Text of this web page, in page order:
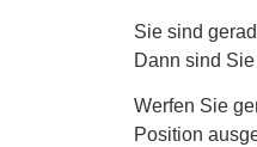
Sie sind
Dann sind
Werfen Sie
Position